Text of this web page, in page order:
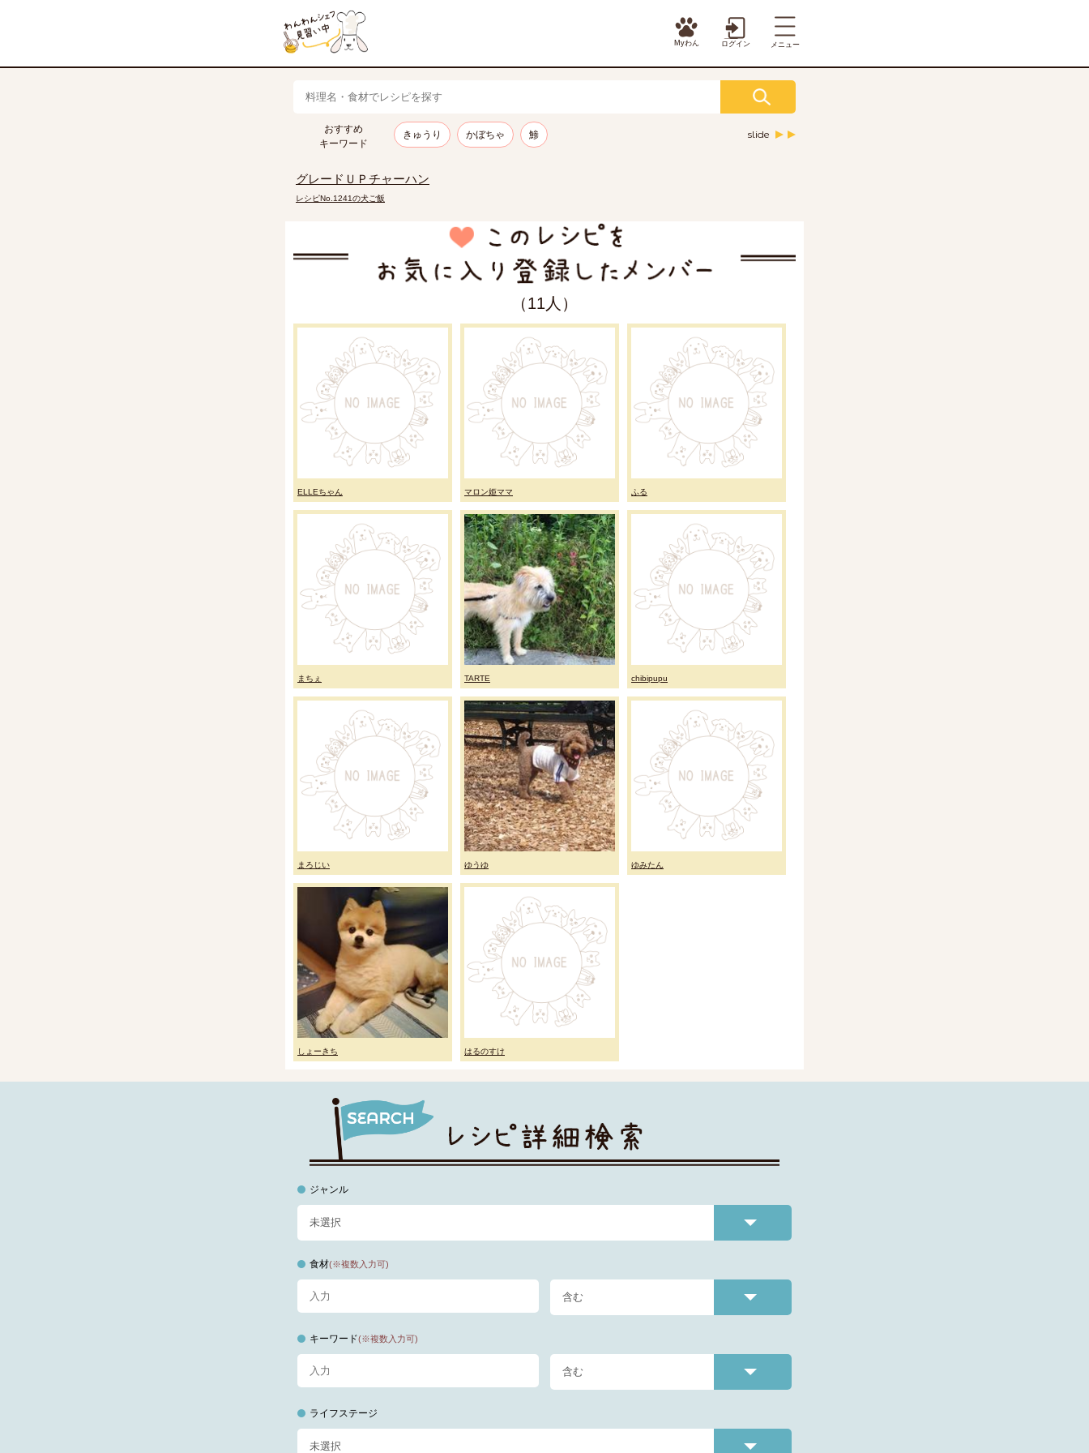
Myわん ログイン メニュー
おすすめ
キーワード
きゅうり かぼちゃ 鯵 slide
グレードＵＰチャーハン
レシピNo.1241の犬ご飯
（11人）
ELLEちゃん マロン姫ママ ふる
まちぇ TARTE chibipupu
まろじい ゆうゆ ゆみたん
しょーきち はるのすけ
ジャンル
食材(※複数入力可)
キーワード(※複数入力可)
ライフステージ